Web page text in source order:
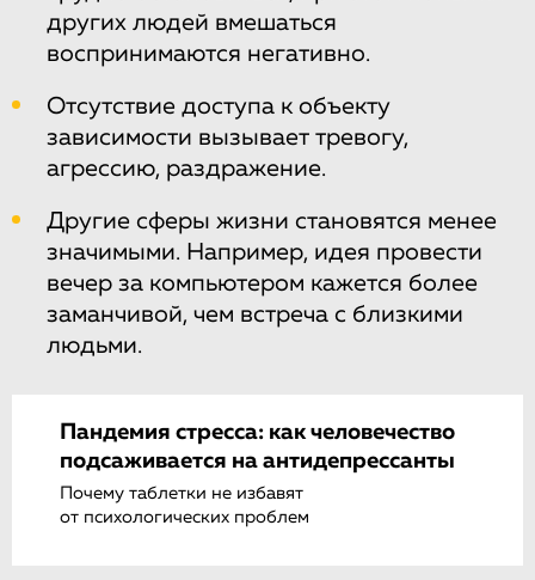
других людей вмешаться
воспринимаются негативно.
Отсутствие доступа к объекту
зависимости вызывает тревогу,
агрессию, раздражение.
Другие сферы жизни становятся менее
значимыми. Например, идея провести
вечер за компьютером кажется более
заманчивой, чем встреча с близкими
людьми.
Пандемия стресса: как человечество
подсаживается на антидепрессанты
Почему таблетки не избавят
от психологических проблем